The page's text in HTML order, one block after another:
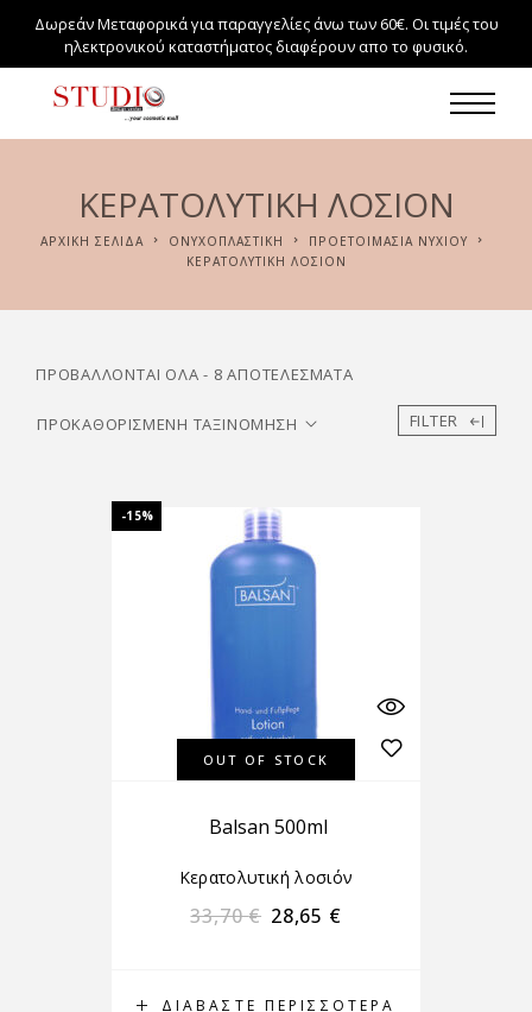
Δωρεάν Μεταφορικά για παραγγελίες άνω των 60€. Οι τιμές του
ηλεκτρονικού καταστήματος διαφέρουν απο το φυσικό.
ΚΕΡΑΤΟΛΥΤΙΚΉ ΛΟΣΙΌΝ
ΑΡΧΙΚΉ ΣΕΛΊΔΑ ΟΝΥΧΟΠΛΑΣΤΙΚΗ
ΠΡΟΕΤΟΙΜΑΣΊΑ ΝΥΧΙΟΎ
ΚΕΡΑΤΟΛΥΤΙΚΉ ΛΟΣΙΌΝ
ΠΡΟΒΆΛΛΟΝΤΑΙ ΌΛΑ - 8 ΑΠΟΤΕΛΈΣΜΑΤΑ
FILTER
-15%
OUT OF STOCK
ΔΙΑΒΆΣΤΕ ΠΕΡΙΣΣΌΤΕΡΑ
Balsan 500ml
Κερατολυτική λοσιόν
33,70€ 28,65 €